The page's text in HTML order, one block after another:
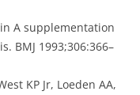
A supplementation
BMJ 1993;306:366–
KP Jr, Loeden AA,